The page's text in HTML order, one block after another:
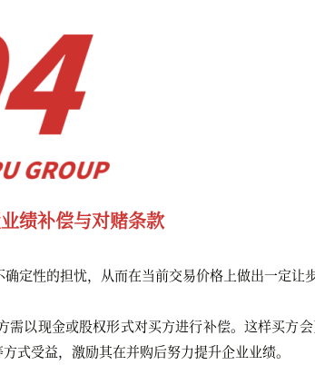
绩补偿与对赌条款
定性的担忧，从而在当前交易价格上做出一定让步
以现金或股权形式对买方进行补偿。这样买方
式受益，激励其在并购后努力提升企业业绩。